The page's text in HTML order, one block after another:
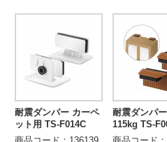
耐震ダンパー カーペ
ット用 TS-F014C
耐震ダンパ
115kg TS-